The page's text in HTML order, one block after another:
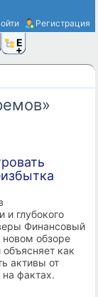
Регистрация
Ещё
и глубокого
Финансовый
обзоре
как
активы от
фактах.